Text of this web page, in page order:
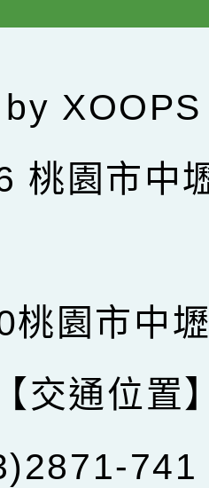
XOOPS
桃園市中
桃園市中
【交通位置
741